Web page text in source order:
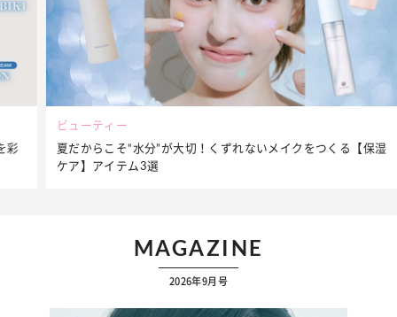
ビューティー
夏だからこそ“水分”が大切！くずれないメイクをつくる【保湿
ケア】アイテム3選
MAGAZINE
2026年9月号